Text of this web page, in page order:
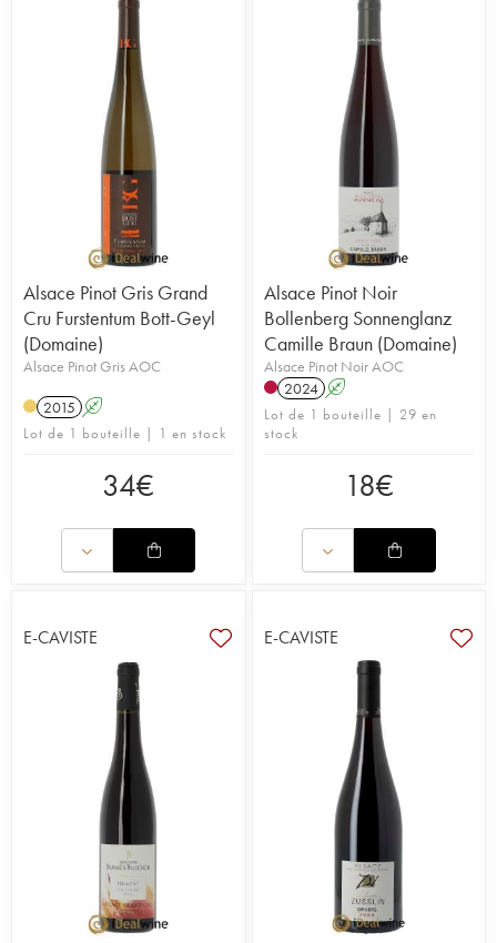
Alsace Pinot Gris Grand
Cru Furstentum Bott-Geyl
(Domaine)
Alsace Pinot Gris AOC
2015 A
Lot de 1 bouteille | 1 en stock
34€
Alsace Pinot Noir
Bollenberg Sonnenglanz
Camille Braun (Domaine)
Alsace Pinot Noir AOC
2024 A
Lot de 1 bouteille | 29 en
stock
18€
E-CAVISTE E-CAVISTE